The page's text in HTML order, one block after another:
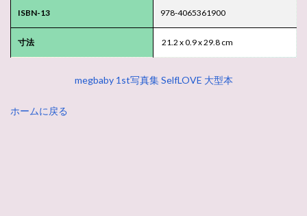
ISBN-13 978-4065361900
寸法 21.2 x 0.9 x 29.8 cm
megbaby 1st写真集 SelfLOVE 大型本
ホームに戻る